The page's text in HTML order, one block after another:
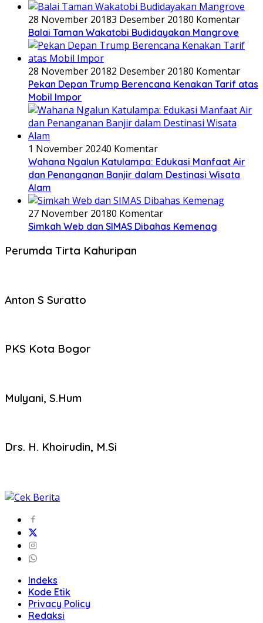
28 November 20183 Desember 20180 Komentar
Balai Taman Wakatobi Budidayakan Mangrove
28 November 20182 Desember 20180 Komentar
Pekan Depan Trump Berencana Kenakan Tarif atas
Mobil Impor
1 November 20240 Komentar
Wahana Ngalun Katulampa: Edukasi Manfaat Air
dan Penanganan Banjir dalam Destinasi Wisata
Alam
27 November 20180 Komentar
Simkah Web dan SIMAS Dibahas Kemenag
Perumda Tirta Kahuripan
Anton S Suratto
PKS Kota Bogor
Mulyani, S.Hum
Drs. H. Khoirudin, M.Si
Indeks
Kode Etik
Privacy Policy
Redaksi